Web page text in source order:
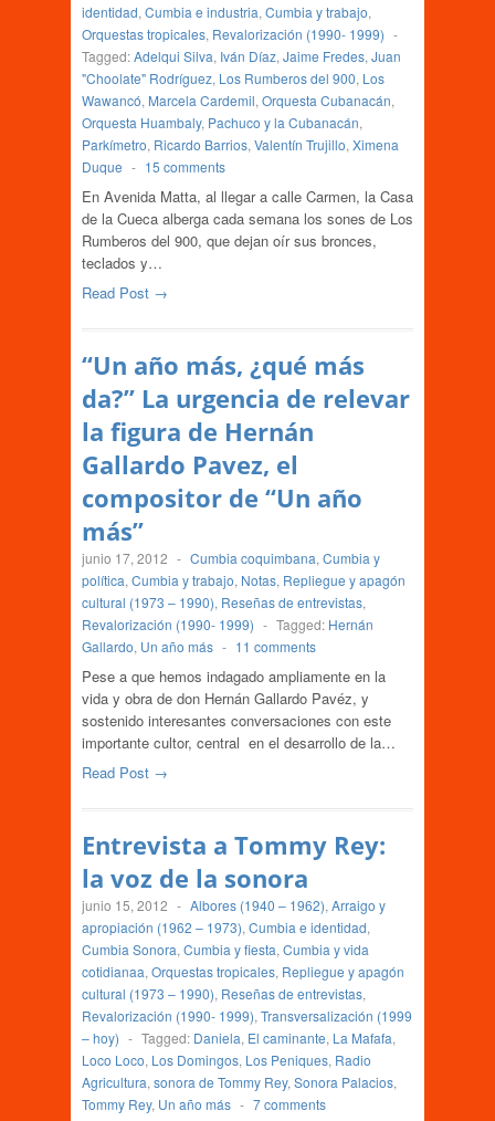
identidad, Cumbia e industria, Cumbia y trabajo,
Orquestas tropicales, Revalorización (1990- 1999) -
Tagged:Adelqui Silva, Iván Díaz, Jaime Fredes, Juan
"Choolate" Rodríguez, Los Rumberos del 900, Los
Wawancó, Marcela Cardemil, Orquesta Cubanacán,
Orquesta Huambaly, Pachuco y la Cubanacán,
Parkímetro, Ricardo Barrios, Valentín Trujillo, Ximena
Duque - 15 comments
En Avenida Matta, al llegar a calle Carmen, la Casa
de la Cueca alberga cada semana los sones de Los
Rumberos del 900, que dejan oír sus bronces,
teclados y…
Read Post →
“Un año más, ¿qué más
da?” La urgencia de relevar
la figura de Hernán
Gallardo Pavez, el
compositor de “Un año
más”
junio 17, 2012 - Cumbia coquimbana, Cumbia y
política, Cumbia y trabajo, Notas, Repliegue y apagón
cultural (1973 – 1990), Reseñas de entrevistas,
Revalorización (1990- 1999) - Tagged: Hernán
Gallardo, Un año más - 11 comments
Pese a que hemos indagado ampliamente en la
vida y obra de don Hernán Gallardo Pavéz, y
sostenido interesantes conversaciones con este
importante cultor, central en el desarrollo de la…
Read Post →
Entrevista a Tommy Rey:
la voz de la sonora
junio 15, 2012 - Albores (1940 – 1962), Arraigo y
apropiación (1962 – 1973), Cumbia e identidad,
Cumbia Sonora, Cumbia y fiesta, Cumbia y vida
cotidianaa, Orquestas tropicales, Repliegue y apagón
cultural (1973 – 1990), Reseñas de entrevistas,
Revalorización (1990- 1999), Transversalización (1999
– hoy) - Tagged: Daniela, El caminante, La Mafafa,
Loco Loco, Los Domingos, Los Peniques, Radio
Agricultura, sonora de Tommy Rey, Sonora Palacios,
Tommy Rey, Un año más - 7 comments